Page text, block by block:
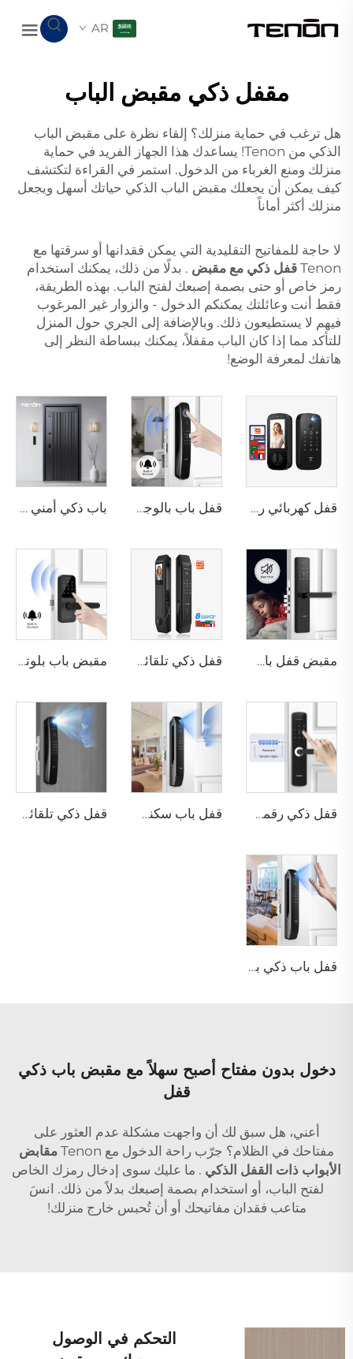
AR
مقفل ذكي مقبض الباب
هل ترغب في حماية منزلك؟ إلقاء نظرة على مقبض الباب
الذكي من Tenon! يساعدك هذا الجهاز الفريد في حماية
منزلك ومنع الغرباء من الدخول. استمر في القراءة لتكتشف
كيف يمكن أن يجعلك مقبض الباب الذكي حياتك أسهل ويجعل
منزلك أكثر أماناً
لا حاجة للمفاتيح التقليدية التي يمكن فقدانها أو سرقتها مع
Tenon قفل ذكي مع مقبض . بدلًا من ذلك، يمكنك استخدام
رمز خاص أو حتى بصمة إصبعك لفتح الباب. بهذه الطريقة،
فقط أنت وعائلتك يمكنكم الدخول - والزوار غير المرغوب
فيهم لا يستطيعون ذلك. وبالإضافة إلى الجري حول المنزل
للتأكد مما إذا كان الباب مقفلاً، يمكنك ببساطة النظر إلى
هاتفك لمعرفة الوضع!
قفل كهربائي رقمي ذكي مع التعرف على بصمة اليد والأوردة باستخدام البطاقة للمنزل Tenon K10 Pro قفل باب بالوجه ثلاثي الأبعاد مع كاميرا وبصمة الإصبع وكلمة المرور والأوردة Tenon A9 Pro باب ذكي أمني فاخر من الألومنيوم للاستخدام السكني الرئيسي M8
مقبض قفل باب بصمة الإصبع المنزلي Tuya T15 قفل ذكي تلقائي للباب باستخدام بصمة الوجه D7 Pro مقبض باب بلوتوث مع كلمة مرور رقمية وبصمة عبر واي فاي Tenon K8
قفل ذكي رقمي بصمة الإصبع مع مقبض ودبوس وكارت Tenon E3 قفل باب سكني بتقنية التعرف على الوجه ثلاثي الأبعاد والبصمة Tenon A6 Pro قفل ذكي تلقائي للهوية مع كاميرا وجه وبصمة عبر واي فاي Tuya Tenon A9 Pro
قفل باب ذكي بوظيفة كلمة المرور والبصمة الحيوية Tenon A6 Pro
دخول بدون مفتاح أصبح سهلاً مع مقبض باب ذكي
قفل
أعني، هل سبق لك أن واجهت مشكلة عدم العثور على
مفتاحك في الظلام؟ جرّب راحة الدخول مع Tenon
مقابض
الأبواب ذات القفل الذكي . ما عليك سوى إدخال رمزك الخاص
لفتح الباب، أو استخدام بصمة إصبعك بدلاً من ذلك. انسَ
متاعب فقدان مفاتيحك أو أن تُحبس خارج منزلك!
التحكم في الوصول